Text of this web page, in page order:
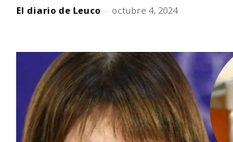
El diario de Leuco - octubre 4, 2024